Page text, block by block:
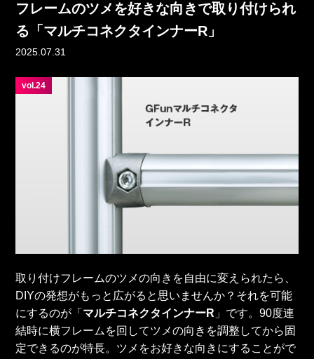
フレームのツメを好きな向きで取り付けられ
る「マルチコネクタインナーR」
2025.07.31
取り付けフレームのツメの向きを自由に変えられたら、
DIYの発想がもっと広がると思いませんか？それを可能
にするのが「 マルチコネクタインナーR 」です。90度連
結時に横フレームを回してツメの向きを調整してから固
定できるのが特長。ツメをお好きな向きにすることがで